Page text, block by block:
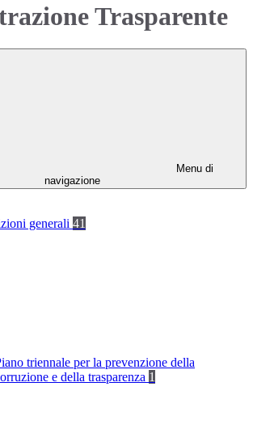
Trasparente
Menu di
navigazione
generali 41
triennale per la prevenzione della
e della trasparenza 1